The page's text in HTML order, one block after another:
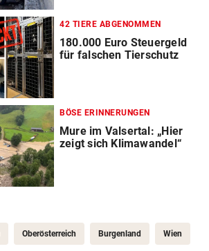
42 TIERE ABGENOMMEN
180.000 Euro Steuergeld
für falschen Tierschutz
BÖSE ERINNERUNGEN
Mure im Valsertal: „Hier
zeigt sich Klimawandel“
Oberösterreich Burgenland Wien